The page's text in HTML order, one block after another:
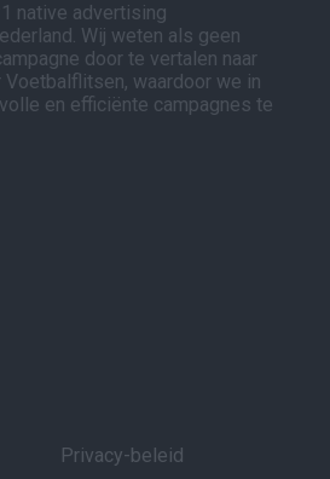
native advertising
Wij weten als geen
door te vertalen naar
waardoor we in
en efficiënte campagnes te
Privacy-beleid